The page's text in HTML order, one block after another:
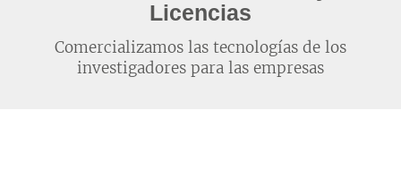
Licencias
Comercializamos las tecnologías de los
investigadores para las empresas